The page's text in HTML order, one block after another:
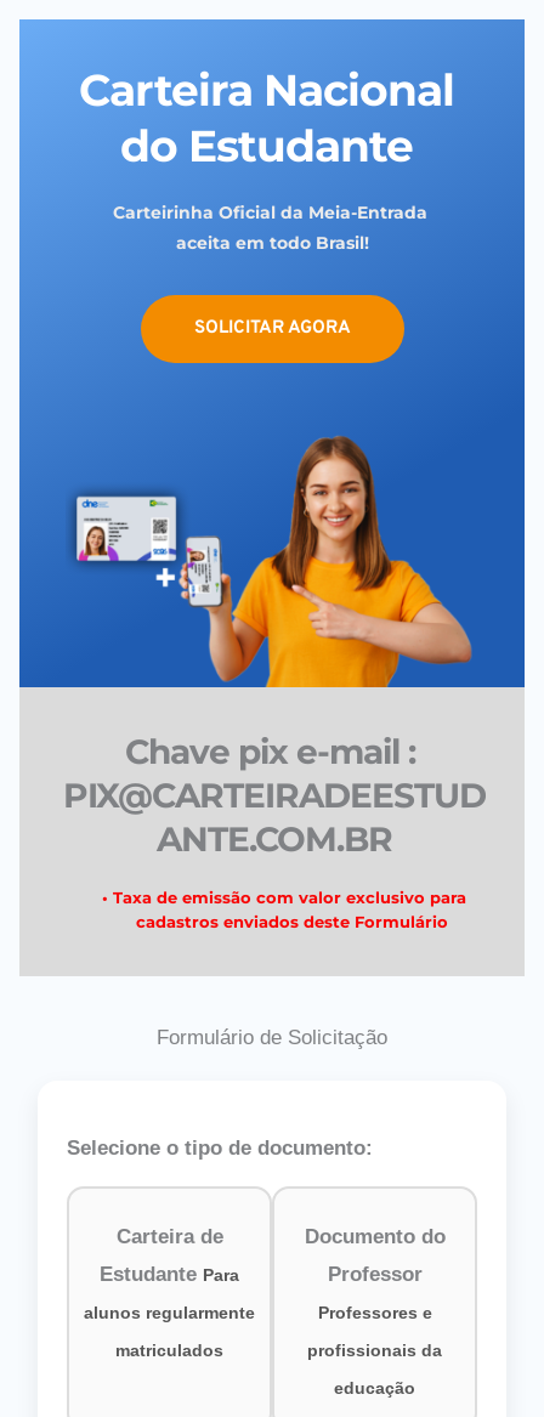
Carteira Nacional
do Estudante
Carteirinha Oficial da Meia-Entrada
aceita em todo Brasil!
SOLICITAR AGORA
Chave pix e-mail :
PIX@CARTEIRADEESTUD
ANTE.COM.BR
Taxa de emissão com valor exclusivo para
cadastros enviados deste Formulário
Formulário de Solicitação
Selecione o tipo de documento:
Carteira de
Estudante Para
alunos regularmente
matriculados
Documento do
Professor
Professores e
profissionais da
educação